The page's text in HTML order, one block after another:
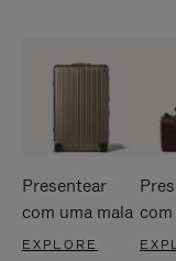
Presentear
com uma mala
EXPLORE